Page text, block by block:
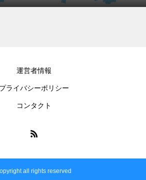
日プラン
運営者情報
プライバシーポリシー
コンタクト
all rights reserved